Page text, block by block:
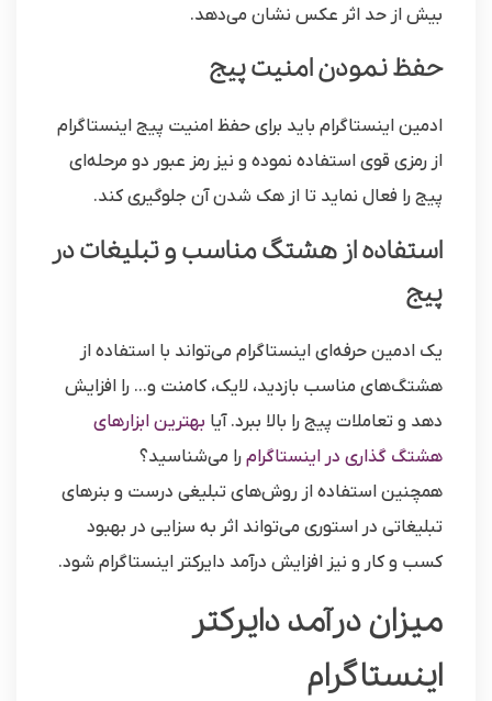
بیش از حد اثر عکس نشان می‌دهد.
حفظ نمودن امنیت پیج
ادمین اینستاگرام باید برای حفظ امنیت پیج اینستاگرام
از رمزی قوی استفاده نموده و نیز رمز عبور دو مرحله‌ای
پیج را فعال نماید تا از هک شدن آن جلوگیری کند.
استفاده از هشتگ مناسب و تبلیغات در
پیج
یک ادمین حرفه‌ای اینستاگرام می‌تواند با استفاده از
هشتگ‌های مناسب بازدید، لایک، کامنت و… را افزایش
دهد و تعاملات پیج را بالا ببرد. آیا بهترین ابزارهای
هشتگ گذاری در اینستاگرام را می‌شناسید؟
همچنین استفاده از روش‌های تبلیغی درست و بنرهای
تبلیغاتی در استوری می‌تواند اثر به سزایی در بهبود
کسب و کار و نیز افزایش درآمد دایرکتر اینستاگرام شود.
میزان درآمد دایرکتر
اینستاگرام